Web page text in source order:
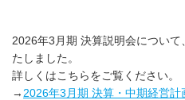
2026年3月期 決算説明会につい
たしました。
詳しくはこちらをご覧ください。
→ 2026年3月期 決算・中期経営計